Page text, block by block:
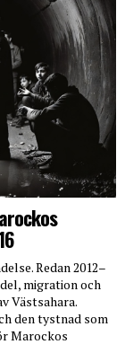
Redan 2012–
migration och
Västsahara.
den tystnad som
Marockos